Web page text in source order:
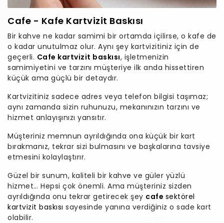
Cafe - Kafe Kartvizit Baskısı
Bir kahve ne kadar samimi bir ortamda içilirse, o kafe de
o kadar unutulmaz olur. Aynı şey kartvizitiniz için de
geçerli. Cafe kartvizit baskısı, işletmenizin
samimiyetini ve tarzını müşteriye ilk anda hissettiren
küçük ama güçlü bir detaydır.
Kartvizitiniz sadece adres veya telefon bilgisi taşımaz;
aynı zamanda sizin ruhunuzu, mekanınızın tarzını ve
hizmet anlayışınızı yansıtır.
Müşteriniz memnun ayrıldığında ona küçük bir kart
bırakmanız, tekrar sizi bulmasını ve başkalarına tavsiye
etmesini kolaylaştırır.
Güzel bir sunum, kaliteli bir kahve ve güler yüzlü
hizmet… Hepsi çok önemli. Ama müşteriniz sizden
ayrıldığında onu tekrar getirecek şey cafe sektörel
kartvizit baskısı sayesinde yanına verdiğiniz o sade kart
olabilir.